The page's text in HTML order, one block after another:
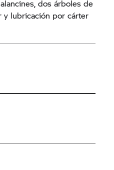
dos árboles de
y lubricación por cárter